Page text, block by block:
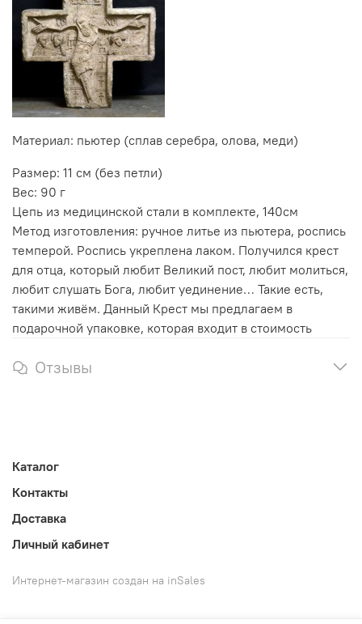
Материал: пьютер (сплав серебра, олова, меди)
Размер: 11 см (без петли)
Вес: 90 г
Цепь из медицинской стали в комплекте, 140см
Метод изготовления: ручное литье из пьютера, роспись
темперой. Роспись укреплена лаком. Получился крест
для отца, который любит Великий пост, любит молиться,
любит слушать Бога, любит уединение… Такие есть,
такими живём. Данный Крест мы предлагаем в
подарочной упаковке, которая входит в стоимость
Отзывы
Каталог
Контакты
Доставка
Личный кабинет
Интернет-магазин создан на inSales